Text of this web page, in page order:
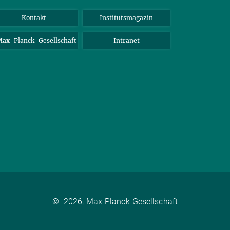
Kontakt Institutsmagazin
Planck-Gesellschaft Intranet
© 2026, Max-Planck-Gesellschaft